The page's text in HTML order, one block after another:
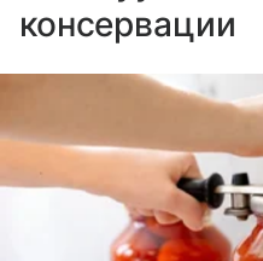
консервации